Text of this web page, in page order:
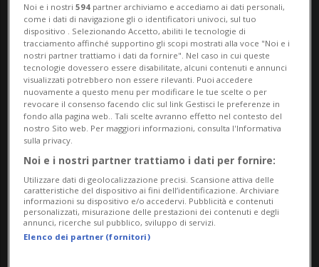
NOVAZZANO 1 anno
La fibra ottica arriverà anche a
Novazzano
Noi e i nostri594 partner archiviamo e accediamo ai dati personali,
come i dati di navigazione gli o identificatori univoci, sul tuo
dispositivo . Selezionando Accetto, abiliti le tecnologie di
tracciamento affinché supportino gli scopi mostrati alla voce "Noi e i
nostri partner trattiamo i dati da fornire". Nel caso in cui queste
tecnologie dovessero essere disabilitate, alcuni contenuti e annunci
visualizzati potrebbero non essere rilevanti. Puoi accedere
nuovamente a questo menu per modificare le tue scelte o per
revocare il consenso facendo clic sul link Gestisci le preferenze in
fondo alla pagina web.. Tali scelte avranno effetto nel contesto del
nostro Sito web. Per maggiori informazioni, consulta l'Informativa
sulla privacy.
Noi e i nostri partner trattiamo i dati per fornire:
Utilizzare dati di geolocalizzazione precisi. Scansione attiva delle
caratteristiche del dispositivo ai fini dell’identificazione. Archiviare
informazioni su dispositivo e/o accedervi. Pubblicità e contenuti
personalizzati, misurazione delle prestazioni dei contenuti e degli
annunci, ricerche sul pubblico, sviluppo di servizi.
Elenco dei partner (fornitori)